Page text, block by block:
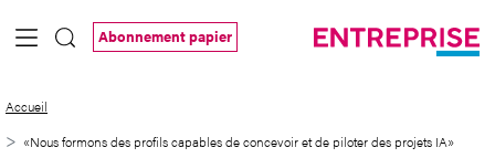
Saut au contenu principal
Abonnement papier
Accueil
«Nous formons des profils capables de concevoir et de piloter des projets IA»